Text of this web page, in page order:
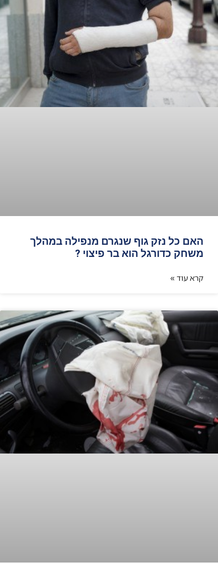
האם כל נזק גוף שנגרם מנפילה במהלך
משחק כדורגל הוא בר פיצוי ?
קרא עוד »